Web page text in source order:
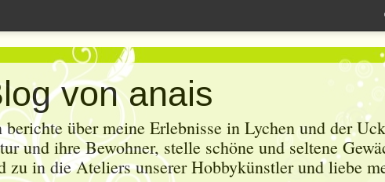
von anais
berichte über meine Erlebnisse in Lychen und der
und ihre Bewohner, stelle schöne und seltene
zu in die Ateliers unserer Hobbykünstler und liebe